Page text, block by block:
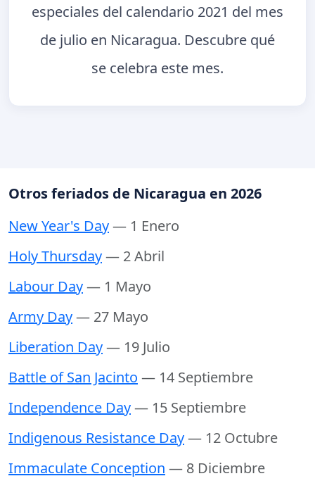
especiales del calendario 2021 del mes
de julio en Nicaragua. Descubre qué
se celebra este mes.
Otros feriados de Nicaragua en 2026
New Year's Day— 1 Enero
Holy Thursday— 2 Abril
Labour Day— 1 Mayo
Army Day— 27 Mayo
Liberation Day— 19 Julio
Battle of San Jacinto — 14 Septiembre
Independence Day— 15 Septiembre
Indigenous Resistance Day— 12 Octubre
Immaculate Conception — 8 Diciembre